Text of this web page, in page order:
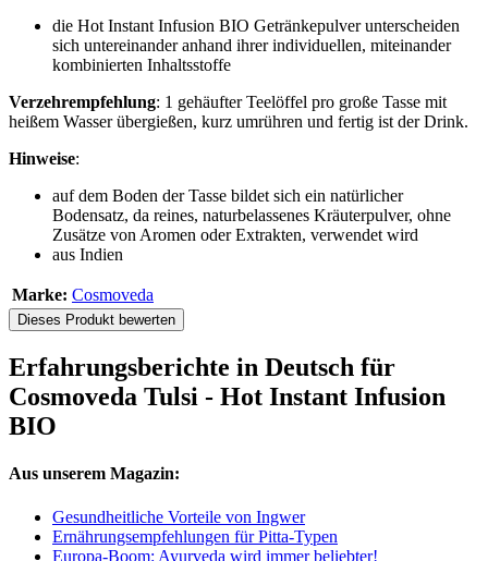
die Hot Instant Infusion BIO Getränkepulver unterscheiden
sich untereinander anhand ihrer individuellen, miteinander
kombinierten Inhaltsstoffe
Verzehrempfehlung: 1 gehäufter Teelöffel pro große Tasse mit
heißem Wasser übergießen, kurz umrühren und fertig ist der Drink.
Hinweise:
auf dem Boden der Tasse bildet sich ein natürlicher
Bodensatz, da reines, naturbelassenes Kräuterpulver, ohne
Zusätze von Aromen oder Extrakten, verwendet wird
aus Indien
Marke: Cosmoveda
Dieses Produkt bewerten
Erfahrungsberichte in Deutsch für
Cosmoveda Tulsi - Hot Instant Infusion
BIO
Aus unserem Magazin:
Gesundheitliche Vorteile von Ingwer
Ernährungsempfehlungen für Pitta-Typen
Europa-Boom: Ayurveda wird immer beliebter!